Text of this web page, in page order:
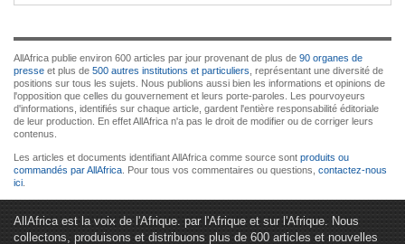
AllAfrica publie environ 600 articles par jour provenant de plus de 90 organes de
presse et plus de 500 autres institutions et particuliers , représentant une diversité de
positions sur tous les sujets. Nous publions aussi bien les informations et opinions de
l'opposition que celles du gouvernement et leurs porte-paroles. Les pourvoyeurs
d'informations, identifiés sur chaque article, gardent l'entière responsabilité éditoriale
de leur production. En effet AllAfrica n'a pas le droit de modifier ou de corriger leurs
contenus.
Les articles et documents identifiant AllAfrica comme source sont produits ou
commandés par AllAfrica . Pour tous vos commentaires ou questions, contactez-nous
ici
AllAfrica est la voix de l'Afrique. par l'Afrique et sur l'Afrique. Nous
collectons, produisons et distribuons plus de 600 articles et nouvelles